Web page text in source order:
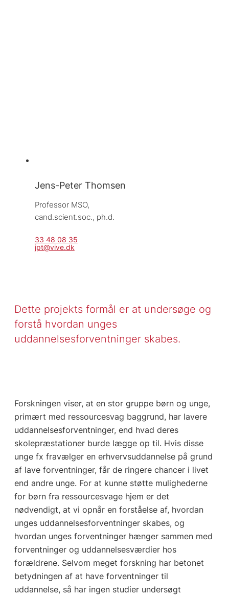
Jens-Peter Thomsen
Professor MSO,
cand.scient.soc., ph.d.
33 48 08 35
jpt@vive.dk
Dette projekts formål er at undersøge og
forstå hvordan unges
uddannelsesforventninger skabes.
Forskningen viser, at en stor gruppe børn og unge,
primært med ressourcesvag baggrund, har lavere
uddannelsesforventninger, end hvad deres
skolepræstationer burde lægge op til. Hvis disse
unge fx fravælger en erhvervsuddannelse på grund
af lave forventninger, får de ringere chancer i livet
end andre unge. For at kunne støtte mulighederne
for børn fra ressourcesvage hjem er det
nødvendigt, at vi opnår en forståelse af, hvordan
unges uddannelsesforventninger skabes, og
hvordan unges forventninger hænger sammen med
forventninger og uddannelsesværdier hos
forældrene. Selvom meget forskning har betonet
betydningen af at have forventninger til
uddannelse, så har ingen studier undersøgt